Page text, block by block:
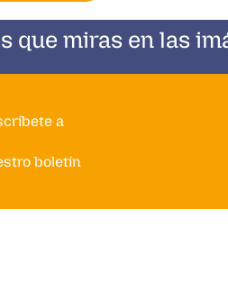
que miras en las
a
boletín